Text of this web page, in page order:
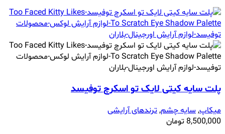
پلت سایه کیتی لایک تو اسکرچ توفیسد
میکاپ,سایه چشم,ترندهای آرایشی
8,500,000 تومان